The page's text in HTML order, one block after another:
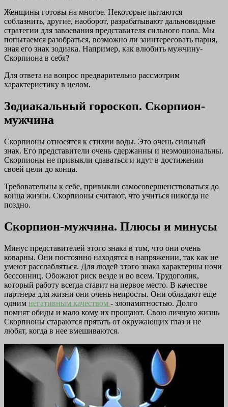
Женщины готовы на многое. Некоторые пытаются
соблазнить, другие, наоборот, разрабатывают дальновидные
стратегии для завоевания представителя сильного пола. Мы
попытаемся разобраться, возможно ли заинтересовать парня,
зная его знак зодиака. Например, как влюбить мужчину-
Скорпиона в себя?
Для ответа на вопрос предварительно рассмотрим
характеристику в целом.
Зодиакальный гороскоп. Скорпион-
мужчина
Скорпионы относятся к стихии воды. Это очень сильный
знак. Его представители очень сдержанны и неэмоциональны.
Скорпионы не привыкли сдаваться и идут в достижении
своей цели до конца.
Требовательны к себе, привыкли самосовершенствоваться до
конца жизни. Скорпионы считают, что учиться никогда не
поздно.
Скорпион-мужчина. Плюсы и минусы
Минус представителей этого знака в том, что они очень
коварны. Они постоянно находятся в напряжении, так как не
умеют расслабляться. Для людей этого знака характерны ночи
бессонниц. Обожают риск везде и во всем. Трудоголик,
который работу всегда ставит на первое место. В качестве
партнера для жизни они очень непросты. Они обладают еще
одним негативным качеством - злопамятностью. Долго
помнят обиды и мало кому их прощают. Свою личную жизнь
Скорпионы стараются прятать от окружающих глаз и не
любят, когда в нее вмешиваются.